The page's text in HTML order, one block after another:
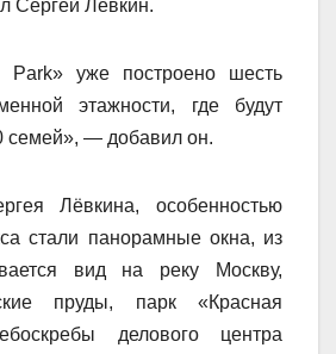
Сергей Лёвкин.
уже построено шесть
этажности, где будут
семей», — добавил он.
Лёвкина, особенностью
стали панорамные окна, из
вид на реку Москву,
пруды, парк «Красная
делового центра